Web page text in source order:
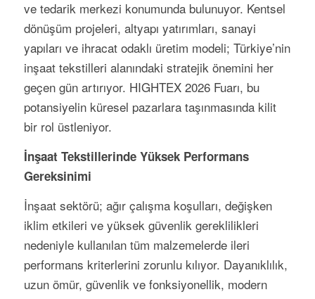
ve tedarik merkezi konumunda bulunuyor. Kentsel
dönüşüm projeleri, altyapı yatırımları, sanayi
yapıları ve ihracat odaklı üretim modeli; Türkiye’nin
inşaat tekstilleri alanındaki stratejik önemini her
geçen gün artırıyor. HIGHTEX 2026 Fuarı, bu
potansiyelin küresel pazarlara taşınmasında kilit
bir rol üstleniyor.
İnşaat Tekstillerinde Yüksek Performans
Gereksinimi
İnşaat sektörü; ağır çalışma koşulları, değişken
iklim etkileri ve yüksek güvenlik gereklilikleri
nedeniyle kullanılan tüm malzemelerde ileri
performans kriterlerini zorunlu kılıyor. Dayanıklılık,
uzun ömür, güvenlik ve fonksiyonellik, modern